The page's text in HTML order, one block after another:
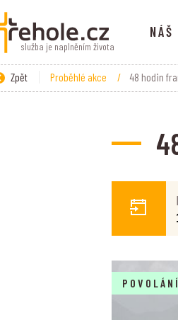
služba je naplněním života
Zpět Proběhlé akce / 48 hodin